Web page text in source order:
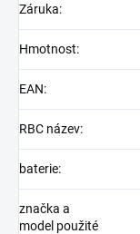
Záruka:
Hmotnost:
EAN:
RBC název:
baterie:
značka a
model použité